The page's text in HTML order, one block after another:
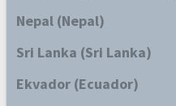
Nepal (Nepal)
Sri Lanka (Sri Lanka)
Ekvador (Ecuador)